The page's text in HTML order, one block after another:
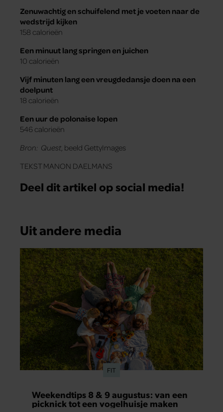
Zenuwachtig en schuifelend met je voeten naar de
wedstrijd kijken
158 calorieën
Een minuut lang springen en juichen
10 calorieën
Vijf minuten lang een vreugdedansje doen na een
doelpunt
18 calorieën
Een uur de polonaise lopen
546 calorieën
Bron: Quest, beeld GettyImages
TEKST MANON DAELMANS
Deel dit artikel op social media!
Uit andere media
FIT
Weekendtips 8 & 9 augustus: van een
picknick tot een vogelhuisje maken